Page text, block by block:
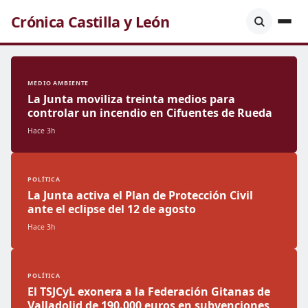
Crónica Castilla y León
MEDIO AMBIENTE
La Junta moviliza treinta medios para
controlar un incendio en Cifuentes de Rueda
Hace 3h
POLÍTICA
La Junta activa el Plan de Protección Civil
ante el eclipse del 12 de agosto
Hace 3h
POLÍTICA
El TSJCyL exonera a la Federación Gitanas de